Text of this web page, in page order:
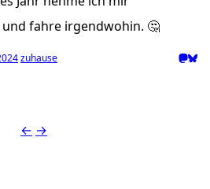
fahre irgendwohin. 🤔
zuhause
← →